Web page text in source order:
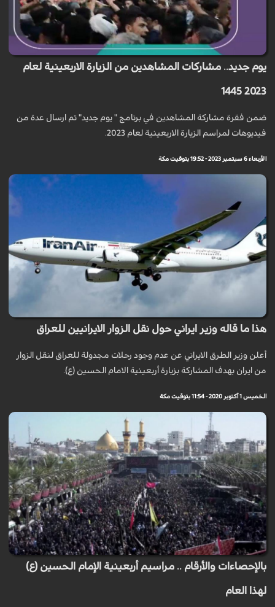
يوم جديد.. مشاركات المشاهدين من الزيارة الاربعينية لعام
2023 1445
ضمن فقرة مشاركة المشاهدين في برنامج " يوم جديد" تم ارسال عدة من
فيديوهات لمراسم الزيارة الاربعينية لعام 2023.
الأربعاء 6 سبتمبر 2023 - 19:52 بتوقيت مكة
هذا ما قاله وزير ايراني حول نقل الزوار الايرانيين للعراق
أعلن وزير الطرق الايراني عن عدم وجود رحلات مجدولة للعراق لنقل الزوار
من ايران بهدف المشاركة بزيارة أربعينية الامام الحسين (ع).
الخميس 1 أكتوبر 2020 - 11:54 بتوقيت مكة
بالإحصاءات والأرقام .. مراسيم أربعينية الإمام الحسين (ع)
لهذا العام